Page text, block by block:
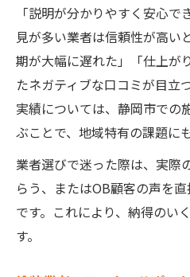
「説明が分かりやすく安心
見が多い業者は信頼性が高い
期が大幅に遅れた」「仕上が
たネガティブな口コミが目立
実績については、静岡市での
ぶことで、地域特有の課題に
業者選びで迷った際は、実際
らう、またはOB顧客の声を
です。これにより、納得のい
す。